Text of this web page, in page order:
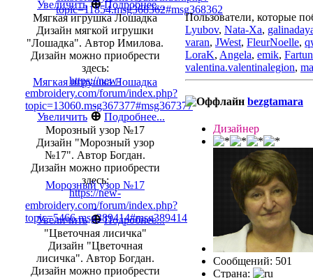
topic=11854.msg368362#msg368362
Увеличить ⊕ Подробнее...
Мягкая игрушка Лошадка
Дизайн мягкой игрушки
"Лошадка". Автор Имилова.
Дизайн можно приобрести
здесь:
https://new-
embroidery.com/forum/index.php?
topic=13060.msg367377#msg367377
Мягкая игрушка Лошадка
Увеличить ⊕ Подробнее...
Морозный узор №17
Дизайн "Морозный узор
№17". Автор Богдан.
Дизайн можно приобрести
здесь:
https://new-
embroidery.com/forum/index.php?
topic=5466.msg389414#msg389414
Морозный узор №17
Увеличить ⊕ Подробнее...
"Цветочная лисичка"
Дизайн "Цветочная
лисичка". Автор Богдан.
Дизайн можно приобрести
Пользователи, которые
Lyubov, Nata-Xa,
varan, JWest, FleurNoelle,
LoraK, Angela, emik, Fartun
valentina.valentinalegion,
bezgtamara
Дизайнер
Сообщений: 501
Страна: